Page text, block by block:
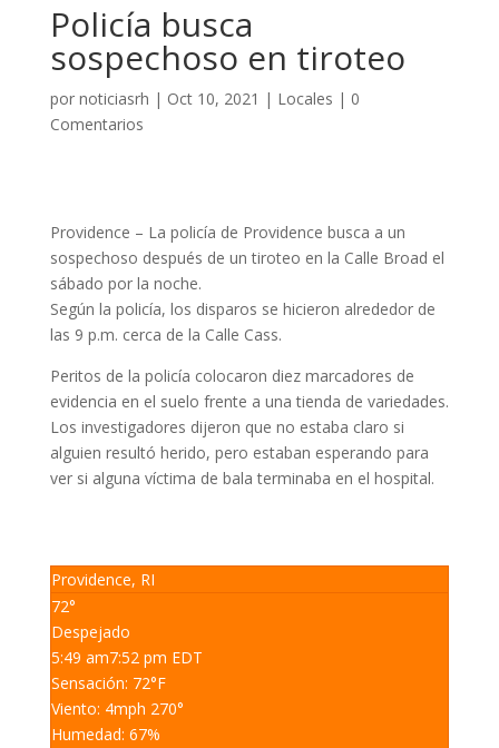
Policía busca
sospechoso en tiroteo
por noticiasrh | Oct 10, 2021 | Locales | 0
Comentarios
Providence – La policía de Providence busca a un
sospechoso después de un tiroteo en la Calle Broad el
sábado por la noche.
Según la policía, los disparos se hicieron alrededor de
las 9 p.m. cerca de la Calle Cass.
Peritos de la policía colocaron diez marcadores de
evidencia en el suelo frente a una tienda de variedades.
Los investigadores dijeron que no estaba claro si
alguien resultó herido, pero estaban esperando para
ver si alguna víctima de bala terminaba en el hospital.
Providence, RI
72°
Despejado
5:49 am7:52 pm EDT
Sensación: 72°F
Viento: 4mph 270°
Humedad: 67%